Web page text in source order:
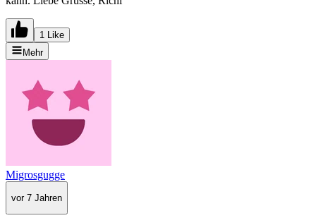
1 Like
Mehr
Migrosgugge
vor 7 Jahren